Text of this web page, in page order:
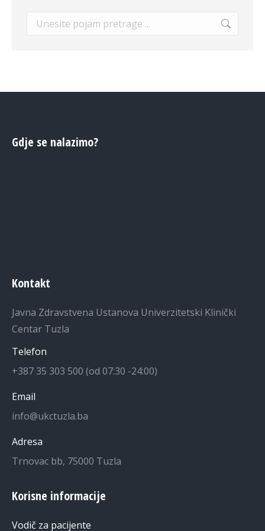
Search:
Gdje se nalazimo?
Kontakt
Javna Zdravstvena Ustanova Univerzitetski Klinički
Centar Tuzla
Telefon
+387 35 303 500 (od 07:30 -24:00)
Email
info@ukctuzla.ba
Adresa
Trnovac bb, 75000 Tuzla
Korisne informacije
Vodič za pacijente